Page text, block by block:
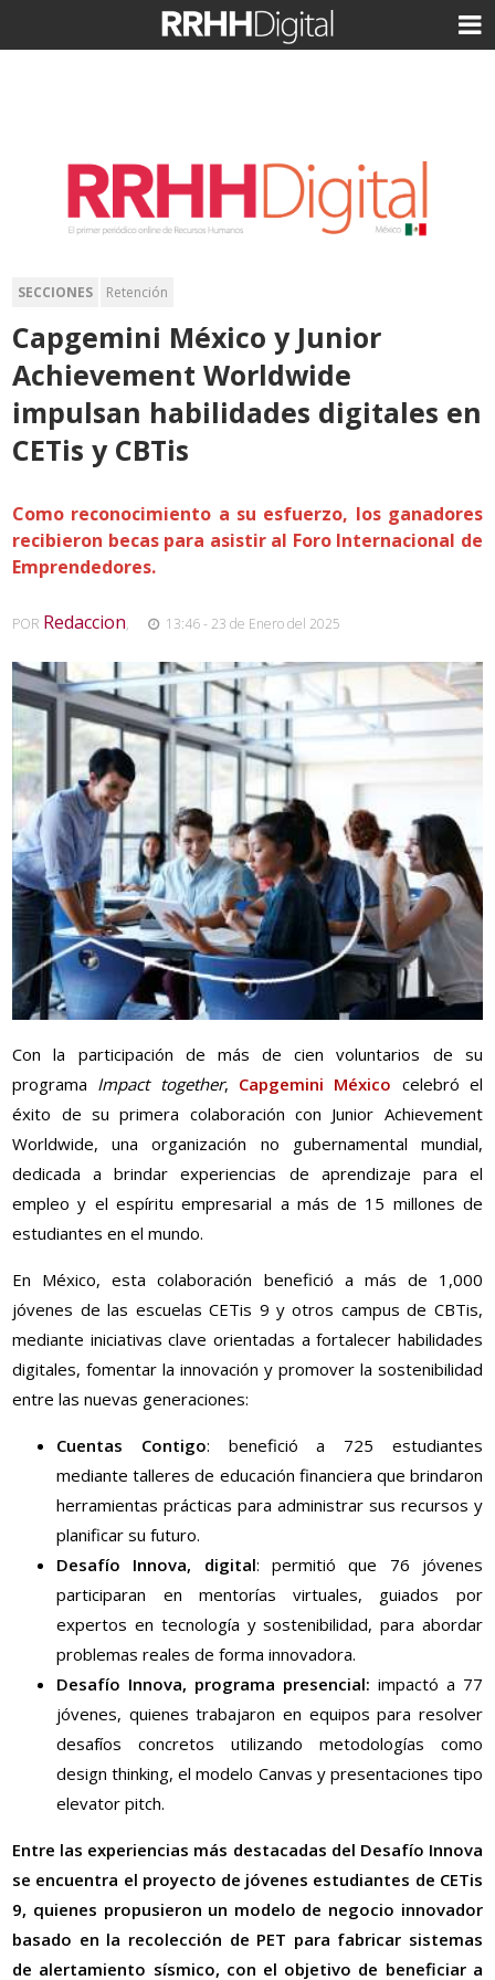
SECCIONES Retención
Capgemini México y Junior
Achievement Worldwide
impulsan habilidades digitales en
CETis y CBTis
Como reconocimiento a su esfuerzo, los ganadores
recibieron becas para asistir al Foro Internacional de
Emprendedores.
POR Redaccion, 13:46 - 23 de Enero del 2025
Con la participación de más de cien voluntarios de su
programa Impact together, Capgemini México celebró el
éxito de su primera colaboración con Junior Achievement
Worldwide, una organización no gubernamental mundial,
dedicada a brindar experiencias de aprendizaje para el
empleo y el espíritu empresarial a más de 15 millones de
estudiantes en el mundo.
En México, esta colaboración benefició a más de 1,000
jóvenes de las escuelas CETis 9 y otros campus de CBTis,
mediante iniciativas clave orientadas a fortalecer habilidades
digitales, fomentar la innovación y promover la sostenibilidad
entre las nuevas generaciones:
Cuentas Contigo: benefició a 725 estudiantes
mediante talleres de educación financiera que brindaron
herramientas prácticas para administrar sus recursos y
planificar su futuro.
Desafío Innova, digital: permitió que 76 jóvenes
participaran en mentorías virtuales, guiados por
expertos en tecnología y sostenibilidad, para abordar
problemas reales de forma innovadora.
Desafío Innova, programa presencial: impactó a 77
jóvenes, quienes trabajaron en equipos para resolver
desafíos concretos utilizando metodologías como
design thinking, el modelo Canvas y presentaciones tipo
elevator pitch.
Entre las experiencias más destacadas del Desafío Innova
se encuentra el proyecto de jóvenes estudiantes de CETis
9, quienes propusieron un modelo de negocio innovador
basado en la recolección de PET para fabricar sistemas
de alertamiento sísmico, con el objetivo de beneficiar a